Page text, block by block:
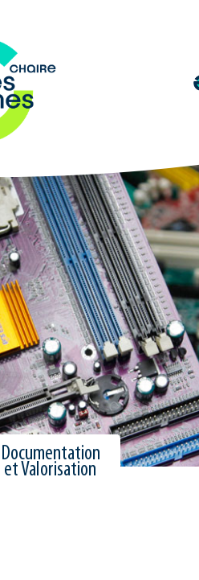
Documentation
et Valorisation